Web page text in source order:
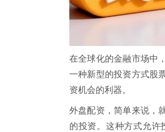
在全球化的金融市场中
一种新型的投资方式股
资机会的利器。
外盘配资，简单来说，
的投资。这种方式允许